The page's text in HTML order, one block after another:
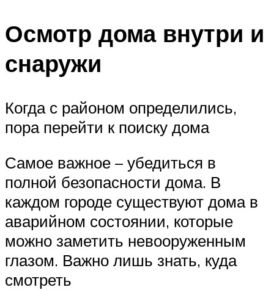
Осмотр дома внутри и
снаружи
Когда с районом определились,
пора перейти к поиску дома
Самое важное – убедиться в
полной безопасности дома. В
каждом городе существуют дома в
аварийном состоянии, которые
можно заметить невооруженным
глазом. Важно лишь знать, куда
смотреть